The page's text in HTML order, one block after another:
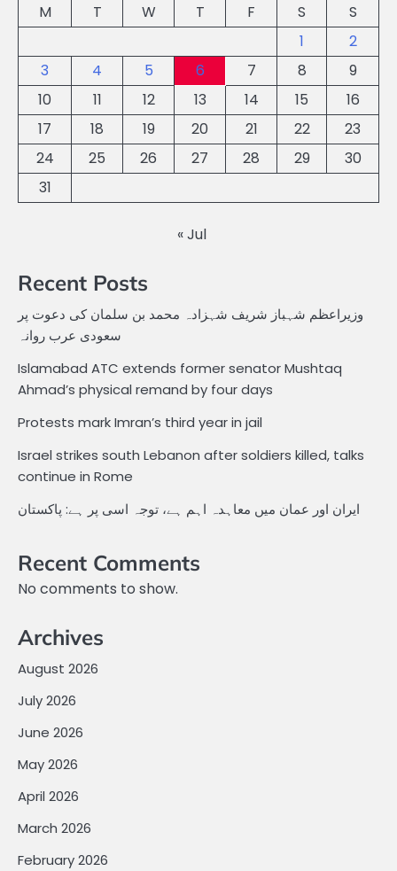
M
T W T F S
S
1
2
3
4 5 6 7 8
9
10
11 12 13 14 15
16
17
18 19 20 21 22
23
24
25 26 27 28 29
30
31
« Jul
Recent Posts
وزیراعظم شہباز شریف شہزادہ محمد بن سلمان کی دعوت پر
سعودی عرب روانہ
Islamabad ATC extends former senator Mushtaq
Ahmad’s physical remand by four days
Protests mark Imran’s third year in jail
Israel strikes south Lebanon after soldiers killed, talks
continue in Rome
ایران اور عمان میں معاہدہ اہم ہے، توجہ اسی پر ہے: پاکستان
Recent Comments
No comments to show.
Archives
August 2026
July 2026
June 2026
May 2026
April 2026
March 2026
February 2026